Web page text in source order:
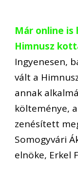
Már online
Himnusz
Ingyenesen,
vált a
annak
költeménye,
zenésített
Somogyvári
elnöke, Erkel